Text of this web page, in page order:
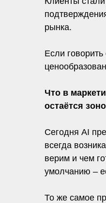
рынка.
Если
Что в
остаётся
Сегодня AI
всегда
верим и чем
умолчанию –
То же самое